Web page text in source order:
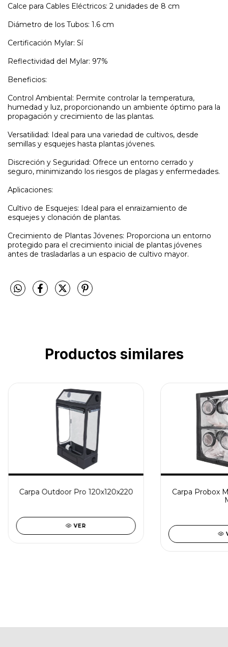
Calce para Cables Eléctricos: 2 unidades de 8 cm
Diámetro de los Tubos: 1.6 cm
Certificación Mylar: Sí
Reflectividad del Mylar: 97%
Beneficios:
Control Ambiental: Permite controlar la temperatura,
humedad y luz, proporcionando un ambiente óptimo para la
propagación y crecimiento de las plantas.
Versatilidad: Ideal para una variedad de cultivos, desde
semillas y esquejes hasta plantas jóvenes.
Discreción y Seguridad: Ofrece un entorno cerrado y
seguro, minimizando los riesgos de plagas y enfermedades.
Aplicaciones:
Cultivo de Esquejes: Ideal para el enraizamiento de
esquejes y clonación de plantas.
Crecimiento de Plantas Jóvenes: Proporciona un entorno
protegido para el crecimiento inicial de plantas jóvenes
antes de trasladarlas a un espacio de cultivo mayor.
Productos similares
Carpa Outdoor Pro 120x120x220
VER
Carpa Probox